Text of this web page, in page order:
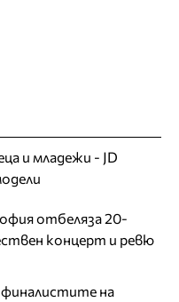
и младежи - JD
отбеляза 20-
концерт и ревю
финалистите на